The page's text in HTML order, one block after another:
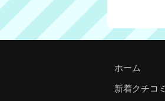
ホーム
新着クチコミ